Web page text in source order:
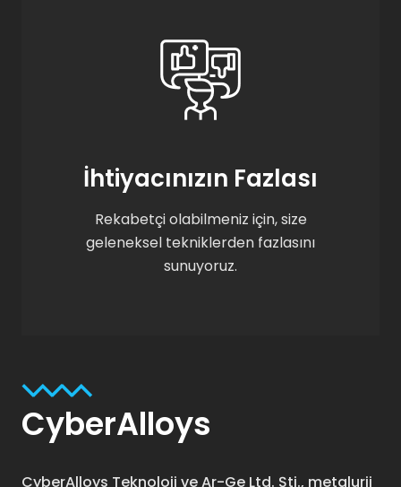
İhtiyacınızın Fazlası
Rekabetçi olabilmeniz için, size
geleneksel tekniklerden fazlasını
sunuyoruz.
CyberAlloys
CyberAlloys Teknoloji ve Ar-Ge Ltd. Şti., metalurji